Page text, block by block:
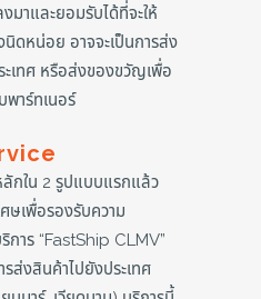
าและยอมรับได้ที่จะให้
ดหน่อย อาจจะเป็นการส่ง
เทศ หรือส่งของขวัญเพื่อ
าร์ทเนอร์
กใน 2 รูปแบบแรกแล้ว
ษเพื่อรองรับความ
าร “FastShip CLMV”
ส่งสินค้าไปยังประเทศ